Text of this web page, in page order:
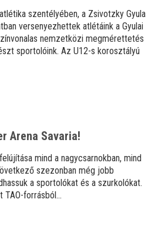
szentélyében, a Zsivotzky Gyula
versenyezhettek atlétáink a Gyulai
nemzetközi megmérettetés
sportolóink. Az U12-s korosztályú
Arena Savaria!
mind a nagycsarnokban, mind
szezonban még jobb
a sportolókat és a szurkolókat.
forrásból...